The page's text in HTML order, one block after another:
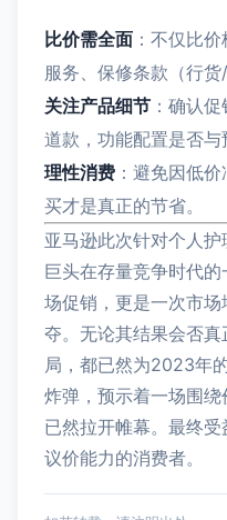
比价需全面 ：不仅比
服务、保修条款（行货
关注产品细节 ：确认
道款，功能配置是否与
理性消费 ：避免因低
买才是真正的节省。
亚马逊此次针对个人护
巨头在存量竞争时代
场促销，更是一次市
夺。无论其结果会否真
局，都已然为2023年
炸弹，预示着一场围
已然拉开帷幕。最终
议价能力的消费者。